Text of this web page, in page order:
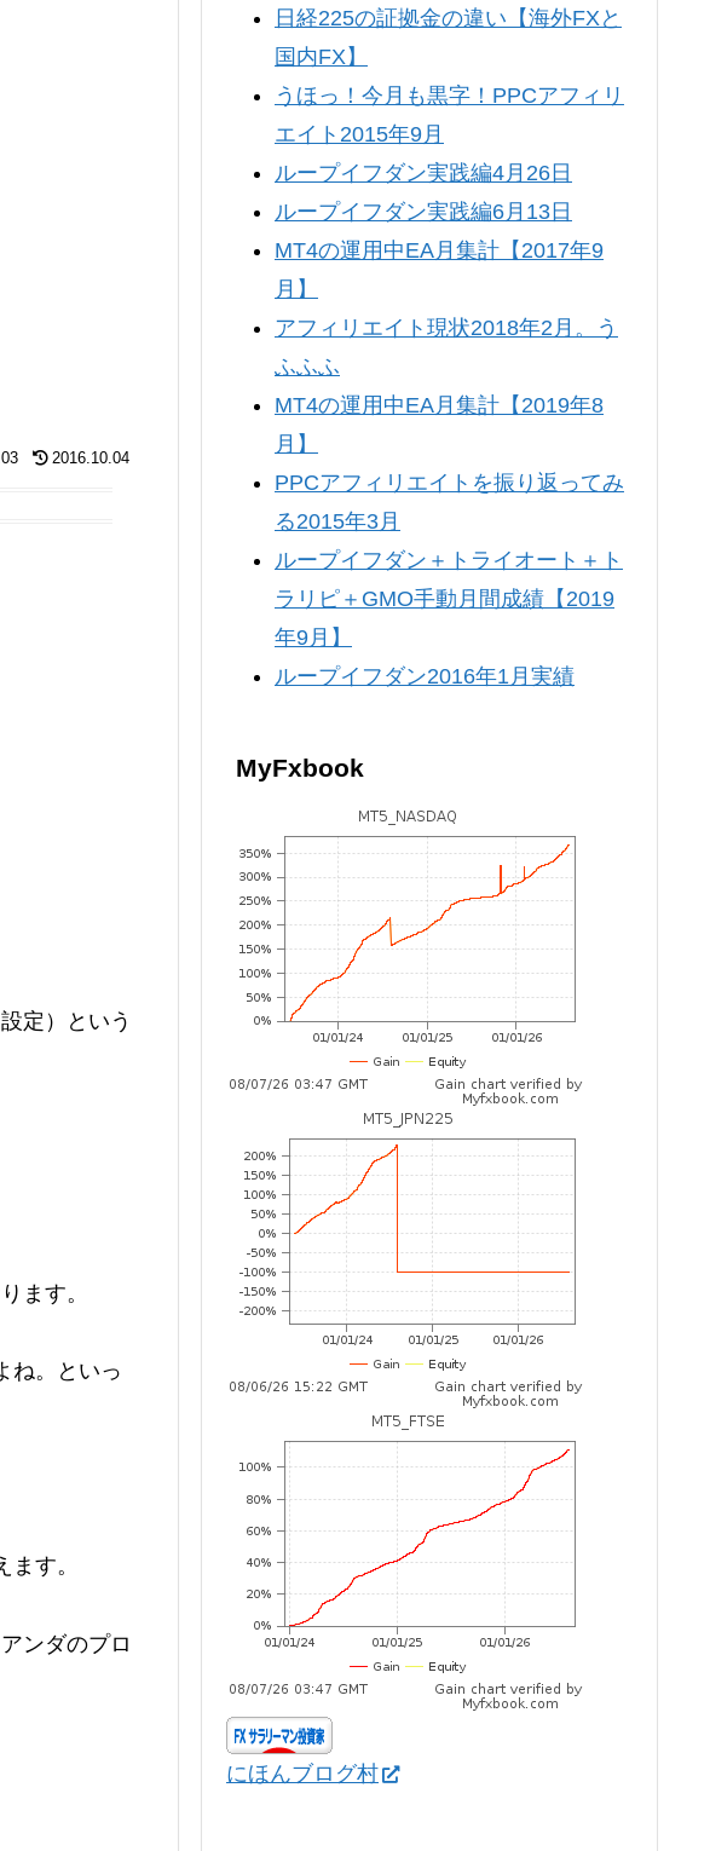
2016.10.04
定）という
ます。
ね。といっ
す。
ンダのプロ
日経225の証拠金の違い【海外FXと
国内FX】
うほっ！今月も黒字！PPCアフィリ
エイト2015年9月
ループイフダン実践編4月26日
ループイフダン実践編6月13日
MT4の運用中EA月集計【2017年9
月】
アフィリエイト現状2018年2月。う
ふふふ
MT4の運用中EA月集計【2019年8
月】
PPCアフィリエイトを振り返ってみ
る2015年3月
ループイフダン＋トライオート＋ト
ラリピ＋GMO手動月間成績【2019
年9月】
ループイフダン2016年1月実績
MyFxbook
にほんブログ村